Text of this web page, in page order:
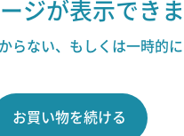
ジが表示でき
らない、もしくは一時的
お買い物を続ける